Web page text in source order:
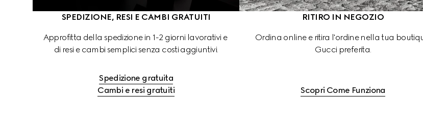
SPEDIZIONE, RESI E CAMBI GRATUITI
Approfitta della spedizione in 1-2 giorni lavorativi e
di resi e cambi semplici senza costi aggiuntivi.
Spedizione gratuita
Cambi e resi gratuiti
RITIRO IN NEGOZIO
Ordina online e ritira l'ordine nella tua
Gucci preferita.
Scopri Come Funziona